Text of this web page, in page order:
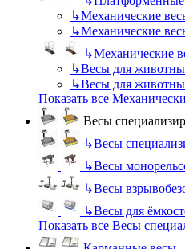
↳Механические
↳Механические
↳Механические
↳Весы для
↳Весы для
Показать все
Весы
↳Весы
↳Весы
↳Весы
↳Весы для
Показать все Весы